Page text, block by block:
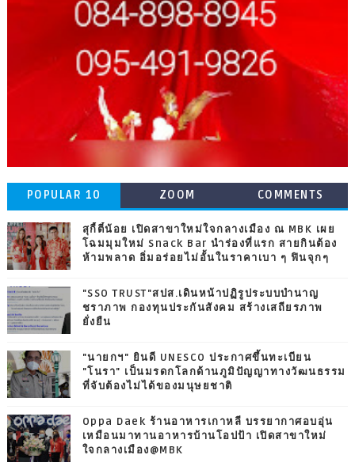
POPULAR 10 ZOOM COMMENTS
สุกี้ตี๋น้อย เปิดสาขาใหม่ใจกลางเมือง ณ MBK เผย
โฉมมุมใหม่ Snack Bar นำร่องที่แรก สายกินต้อง
ห้ามพลาด อิ่มอร่อยไม่อั้นในราคาเบา ๆ ฟินจุกๆ
"SSO TRUST"สปส.เดินหน้าปฏิรูประบบบำนาญ
ชราภาพ กองทุนประกันสังคม สร้างเสถียรภาพ
ยั่งยืน
"นายกฯ" ยินดี UNESCO ประกาศขึ้นทะเบียน
"โนรา" เป็นมรดกโลกด้านภูมิปัญญาทางวัฒนธรรม
ที่จับต้องไม่ได้ของมนุษยชาติ
Oppa Daek ร้านอาหารเกาหลี บรรยากาศอบอุ่น
เหมือนมาทานอาหารบ้านโอปป้า เปิดสาขาใหม่
ใจกลางเมือง@MBK